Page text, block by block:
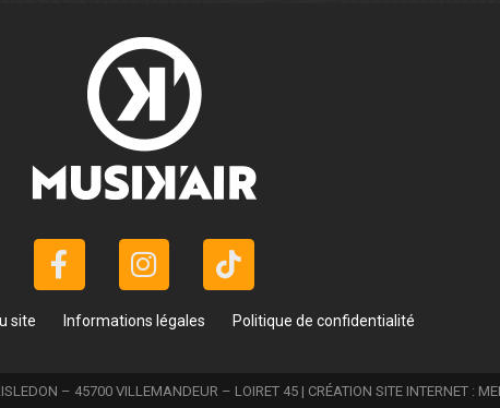
site Informations légales Politique de confidentialité
– 45700 VILLEMANDEUR – LOIRET 45 | CRÉATION SITE INTERNET :